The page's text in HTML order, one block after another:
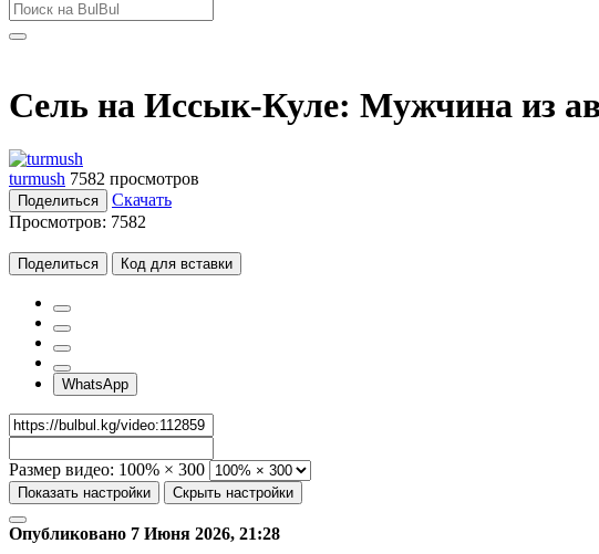
Сель на Иссык-Куле: Мужчина из
turmush 7582 просмотров
Поделиться
Скачать
Просмотров: 7582
Поделиться Код для вставки
WhatsApp
Размер видео: 100% × 300
Показать настройки Скрыть настройки
Опубликовано 7 Июня 2026, 21:28